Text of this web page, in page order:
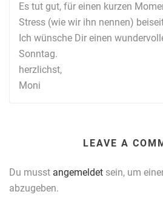
Es tut gut, für einen kurzen
Stress (wie wir ihn nennen)
Ich wünsche Dir einen
Sonntag.
herzlichst,
Moni
LEAVE A
Du musst angemeldet sein, um
abzugeben.